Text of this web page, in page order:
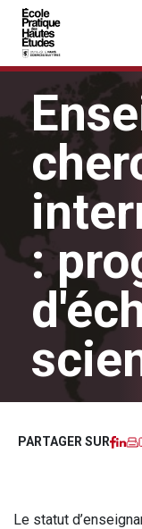
Aller au contenu
Vous recherchez
:
PARTAGER SUR
Le statut
Panneau de gestion